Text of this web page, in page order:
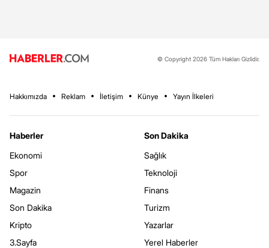
© Copyright 2026 Tüm Hakları Gizlidir.
Hakkımızda Reklam İletişim Künye Yayın İlkeleri
Haberler
Ekonomi
Spor
Magazin
Son Dakika
Kripto
3.Sayfa
Son Dakika
Sağlık
Teknoloji
Finans
Turizm
Yazarlar
Yerel Haberler